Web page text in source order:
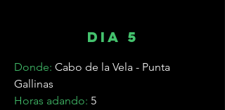
dia 5
Donde: Cabo de la Vela - Punta
Gallinas
Horas adando: 5